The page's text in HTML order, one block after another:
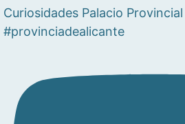
Curiosidades Palacio Provincial
#provinciadealicante